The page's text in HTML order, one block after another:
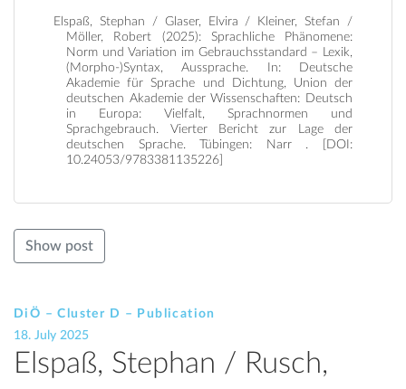
Elspaß, Stephan / Glaser, Elvira / Kleiner, Stefan /
Möller, Robert (2025): Sprachliche Phänomene:
Norm und Variation im Gebrauchsstandard – Lexik,
(Morpho-)Syntax, Aussprache. In: Deutsche
Akademie für Sprache und Dichtung, Union der
deutschen Akademie der Wissenschaften: Deutsch
in Europa: Vielfalt, Sprachnormen und
Sprachgebrauch. Vierter Bericht zur Lage der
deutschen Sprache. Tübingen: Narr . [DOI:
10.24053/9783381135226]
Show post
DiÖ – Cluster D – Publication
18. July 2025
Elspaß, Stephan / Rusch,